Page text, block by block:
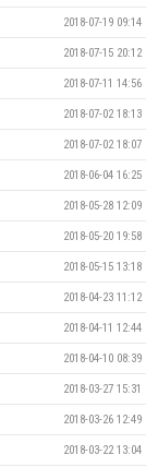
2018-07-19 09:14
2018-07-15 20:12
2018-07-11 14:56
2018-07-02 18:13
2018-07-02 18:07
2018-06-04 16:25
2018-05-28 12:09
2018-05-20 19:58
2018-05-15 13:18
2018-04-23 11:12
2018-04-11 12:44
2018-04-10 08:39
2018-03-27 15:31
2018-03-26 12:49
2018-03-22 13:04